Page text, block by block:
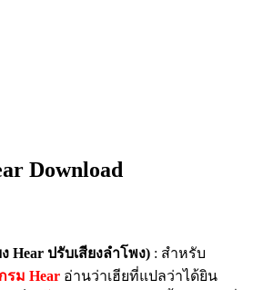
Download
Hear ปรับเสียงลำโพง) : สำหรับ
รม Hear อ่านว่าเฮียที่แปลว่าได้ยิน